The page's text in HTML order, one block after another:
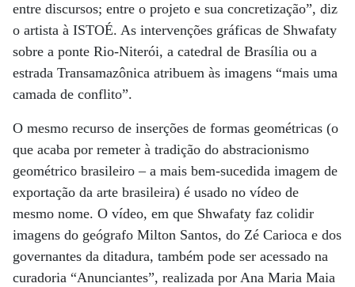
entre discursos; entre o projeto e sua concretização”, diz
o artista à ISTOÉ. As intervenções gráficas de Shwafaty
sobre a ponte Rio-Niterói, a catedral de Brasília ou a
estrada Transamazônica atribuem às imagens “mais uma
camada de conflito”.
O mesmo recurso de inserções de formas geométricas (o
que acaba por remeter à tradição do abstracionismo
geométrico brasileiro – a mais bem-sucedida imagem de
exportação da arte brasileira) é usado no vídeo de
mesmo nome. O vídeo, em que Shwafaty faz colidir
imagens do geógrafo Milton Santos, do Zé Carioca e dos
governantes da ditadura, também pode ser acessado na
curadoria “Anunciantes”, realizada por Ana Maria Maia